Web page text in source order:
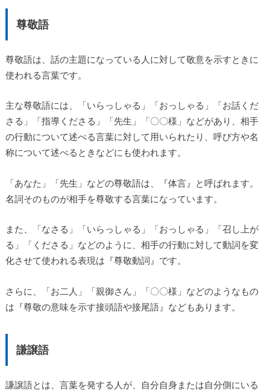
尊敬語
尊敬語は、話の主題になっている人に対して敬意を示すときに
使われる言葉です。
主な尊敬語には、「いらっしゃる」「おっしゃる」「お話くだ
さる」「指導くださる」「先生」「〇〇様」などがあり、相手
の行動について述べる言葉に対して用いられたり、呼び方や名
称について述べるときなどにも使われます。
「あなた」「先生」などの尊敬語は、『体言』と呼ばれます。
名詞そのものが相手を尊敬する言葉になっています。
また、「なさる」「いらっしゃる」「おっしゃる」「召し上が
る」「くださる」などのように、相手の行動に対して動詞を変
化させて使われる表現は『尊敬動詞』です。
さらに、「お二人」「親御さん」「〇〇様」などのようなもの
は『尊敬の意味を示す接頭語や接尾語』などもあります。
謙譲語
謙譲語とは、言葉を発する人が、自分自身または自分側にいる